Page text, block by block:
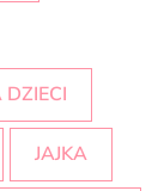
DZIECI
JAJKA